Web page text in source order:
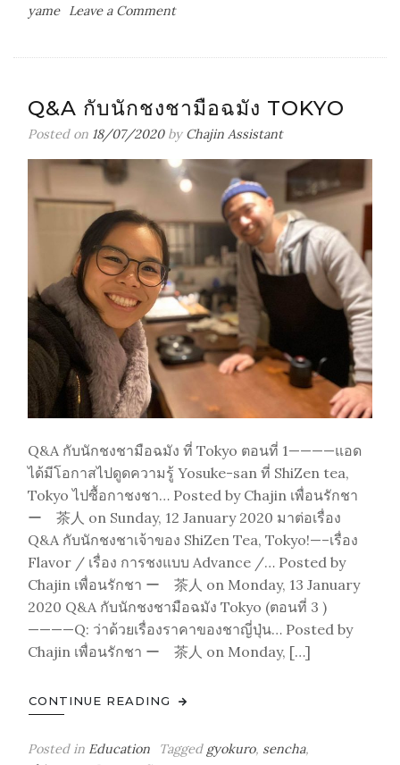
yame
Leave a Commenton
本
玉
Yame
Dento
Q&A กับนักชงชามือฉมัง TOKYO
Posted on 18/07/2020by Chajin Assistant
Q&A กับนักชงชามือฉมัง ที่ Tokyo ตอนที่ 1————แอด
ได้มีโอกาสไปดูดความรู้ Yosuke-san ที่ ShiZen tea,
Tokyo ไปซื้อกาชงชา… Posted by Chajin เพื่อนรักชา
ー 茶人 on Sunday, 12 January 2020 มาต่อเรื่อง
Q&A กับนักชงชาเจ้าของ ShiZen Tea, Tokyo!—–เรื่อง
Flavor / เรื่อง การชงแบบ Advance /… Posted by
Chajin เพื่อนรักชา ー 茶人 on Monday, 13 January
2020 Q&A กับนักชงชามือฉมัง Tokyo (ตอนที่ 3 )
————Q: ว่าด้วยเรื่องราคาของชาญี่ปุ่น… Posted by
Chajin เพื่อนรักชา ー 茶人 on Monday, […]
CONTINUE READING
Posted in Education Tagged gyokuro, sencha,